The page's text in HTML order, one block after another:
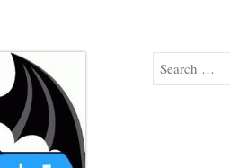
Search